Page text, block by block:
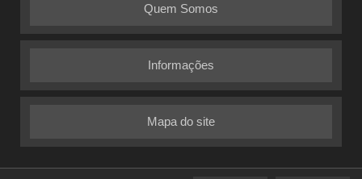
Quem Somos
Informações
Mapa do site